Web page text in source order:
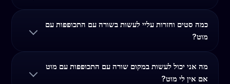
כמה סטים וחזרות עליי לעשות בשורה עם התכופפות עם
מוט?
מה אני יכול לעשות במקום שורה עם התכופפות עם מוט
אם אין לי מוט?